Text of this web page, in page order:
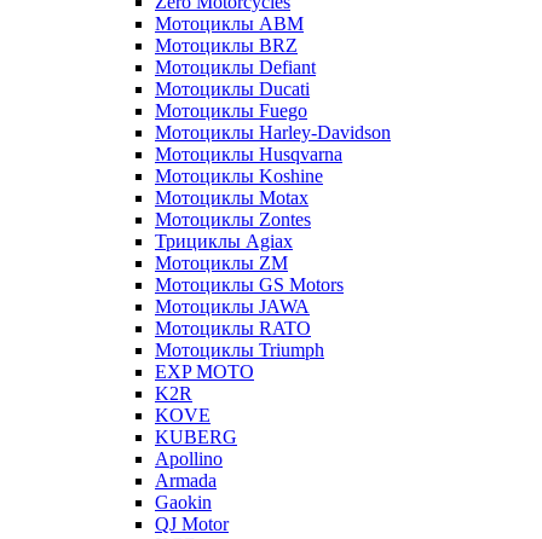
Мотоциклы ABM
Мотоциклы BRZ
Мотоциклы Defiant
Мотоциклы Ducati
Мотоциклы Fuego
Мотоциклы Harley-Davidson
Мотоциклы Husqvarna
Мотоциклы Koshine
Мотоциклы Motax
Мотоциклы Zontes
Трициклы Agiax
Мотоциклы ZM
Мотоциклы GS Motors
Мотоциклы JAWA
Мотоциклы RATO
Мотоциклы Triumph
EXP MOTO
K2R
KOVE
KUBERG
Apollino
Armada
Gaokin
QJ Motor